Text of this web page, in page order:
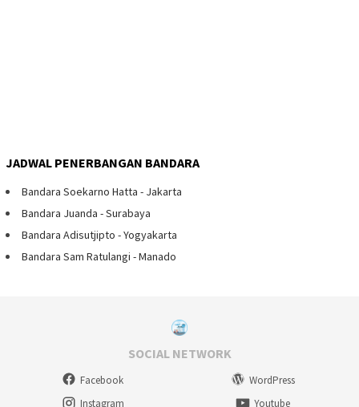
JADWAL PENERBANGAN BANDARA
Bandara Soekarno Hatta - Jakarta
Bandara Juanda - Surabaya
Bandara Adisutjipto - Yogyakarta
Bandara Sam Ratulangi - Manado
SOCIAL NETWORK
Facebook
WordPress
Instagram
Youtube